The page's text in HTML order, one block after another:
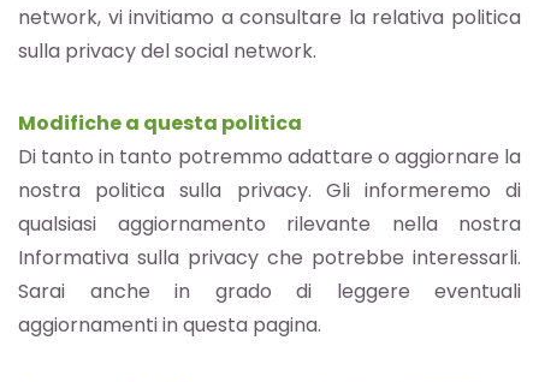
network, vi invitiamo a consultare la relativa politica
sulla privacy del social network.
Modifiche a questa politica
Di tanto in tanto potremmo adattare o aggiornare la
nostra politica sulla privacy. Gli informeremo di
qualsiasi aggiornamento rilevante nella nostra
Informativa sulla privacy che potrebbe interessarli.
Sarai anche in grado di leggere eventuali
aggiornamenti in questa pagina.